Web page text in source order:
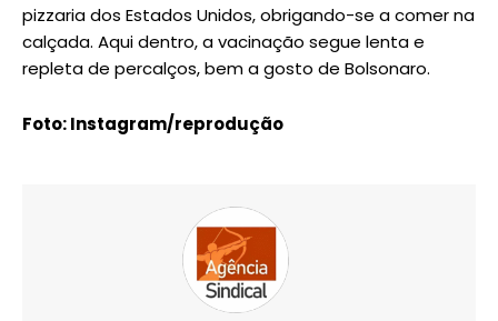
pizzaria dos Estados Unidos, obrigando-se a comer na
calçada. Aqui dentro, a vacinação segue lenta e
repleta de percalços, bem a gosto de Bolsonaro.
Foto: Instagram/reprodução